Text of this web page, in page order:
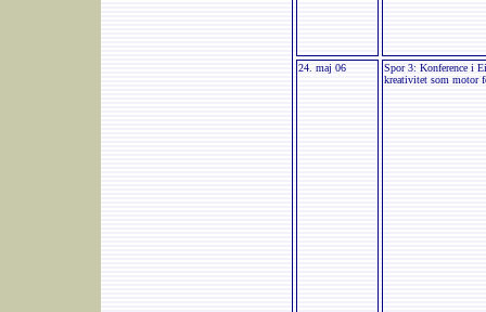
24. maj 06
Spor 3: Konference i
kreativitet som motor